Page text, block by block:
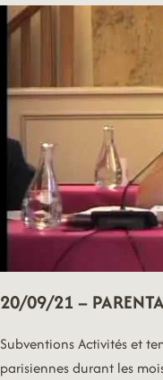
GÉNÉRALES
20/09/21 –
Subventions Activités et
parisiennes durant les